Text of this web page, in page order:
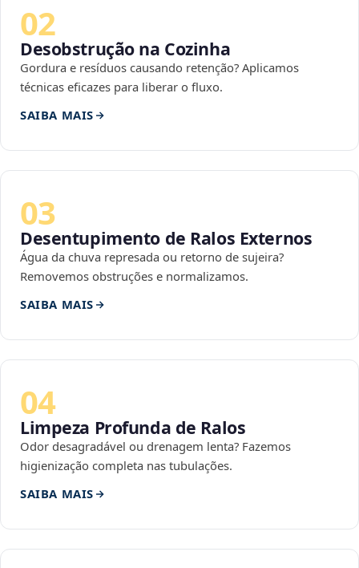
02
Desobstrução na Cozinha
Gordura e resíduos causando retenção? Aplicamos
técnicas eficazes para liberar o fluxo.
SAIBA MAIS
03
Desentupimento de Ralos Externos
Água da chuva represada ou retorno de sujeira?
Removemos obstruções e normalizamos.
SAIBA MAIS
04
Limpeza Profunda de Ralos
Odor desagradável ou drenagem lenta? Fazemos
higienização completa nas tubulações.
SAIBA MAIS